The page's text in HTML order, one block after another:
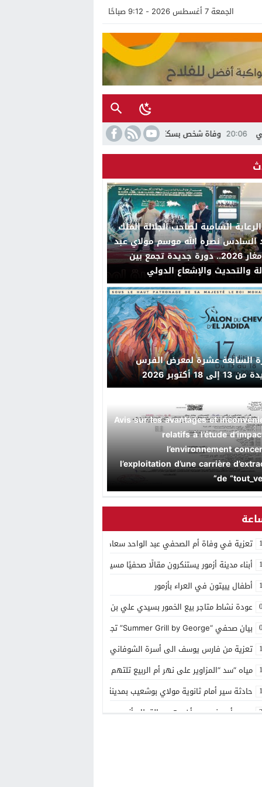
الجمعة 7 أغسطس 2026 - 9:12 صباحًا
وفاة شخص بسكتة قلبية بعد توقيفه بسبب مخالفة تجاوز السرعة بمدخل
السامية لصاحب الجلالة الملك
السادس نصره الله موسم مولاي عبد
الله أمغار 2026.. دورة جديدة تجمع بين
والتحديث والإشعاع الدولي
السابعة عشرة لمعرض الفرس
18 أكتوبر 2026
“Avis sur les avantages et
relatifs à l’étude
l’environnement
l’exploitation d’une carrière
de
تعزية في وفاة أم الصحفي عبد الواحد سعادي
أبناء مدينة أزمور يستنكرون مقالًا صحفيًا مسيئًا إلى مدينتهم
أطفال يبيتون في العراء بأزمور
عودة نشاط متاجر بيع الخمور بسيدي علي بن حمدوش يخلف استياء كبير
بيان صحفي “Summer Grill by George” تجربة ذوقية موسمية جديدة بمنتجع مازغان
تعزية من فارس يوسف الى أسرة الشوفاني بأزمور
مياه “سد “المزاوير على نهر أم الربيع تلتهم قاصر
حادثة سير أمام ثانوية مولاي بوشعيب بمدينة أزمور
مصرع أربعيني بعد أن دهسه القطار بأزمور